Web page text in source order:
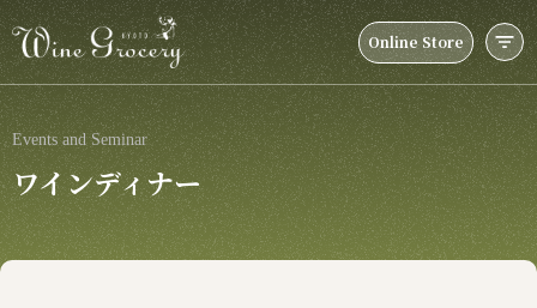
Online Store
Events and Seminar
ワインディナー